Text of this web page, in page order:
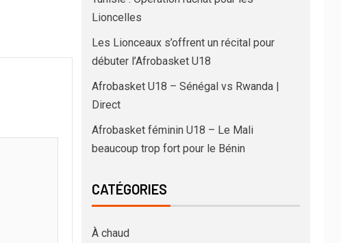
Lioncelles
Les Lionceaux s’offrent un récital pour
débuter l’Afrobasket U18
Afrobasket U18 – Sénégal vs Rwanda |
Direct
Afrobasket féminin U18 – Le Mali
beaucoup trop fort pour le Bénin
CATÉGORIES
À chaud